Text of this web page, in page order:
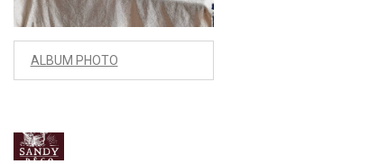
ALBUM PHOTO